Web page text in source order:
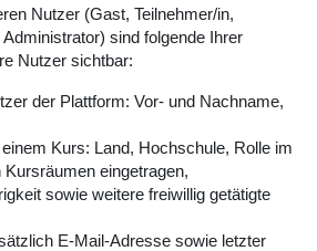
Nutzer (Gast, Teilnehmer/in,
sind folgende Ihrer
Nutzer sichtbar:
der Plattform: Vor- und Nachname,
Kurs: Land, Hochschule, Rolle im
Kursräumen eingetragen,
sowie weitere freiwillig getätigte
E-Mail-Adresse sowie letzter